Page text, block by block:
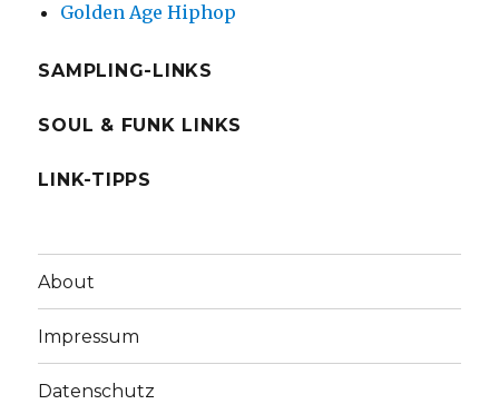
Golden Age Hiphop
SAMPLING-LINKS
SOUL & FUNK LINKS
LINK-TIPPS
About
Impressum
Datenschutz